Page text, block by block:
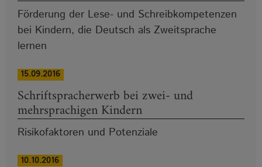
Förderung der Lese- und Schreibkompetenzen
bei Kindern, die Deutsch als Zweitsprache
lernen
15.09.2016
Schriftspracherwerb bei zwei- und
mehrsprachigen Kindern
Risikofaktoren und Potenziale
10.10.2016